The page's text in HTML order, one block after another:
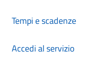
Tempi e scadenze
Accedi al servizio